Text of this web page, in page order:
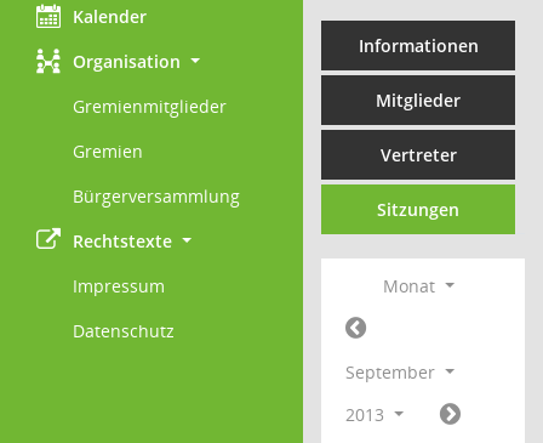
Kalender
Organisation
Gremienmitglieder
Gremien
Bürgerversammlung
Rechtstexte
Impressum
Datenschutz
Informationen
Mitglieder
Vertreter
Sitzungen
Monat
September
2013